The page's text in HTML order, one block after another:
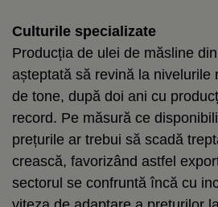
Culturile specializate
Producția de ulei de măsline
așteptată să revină la nivelurile
de tone, după doi ani cu
record. Pe măsură ce
prețurile ar trebui să scadă
crească, favorizând astfel
sectorul se confruntă încă cu